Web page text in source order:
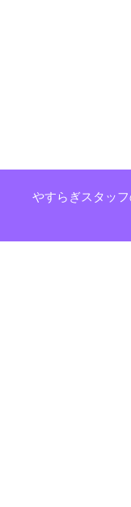
やすらぎスタッ